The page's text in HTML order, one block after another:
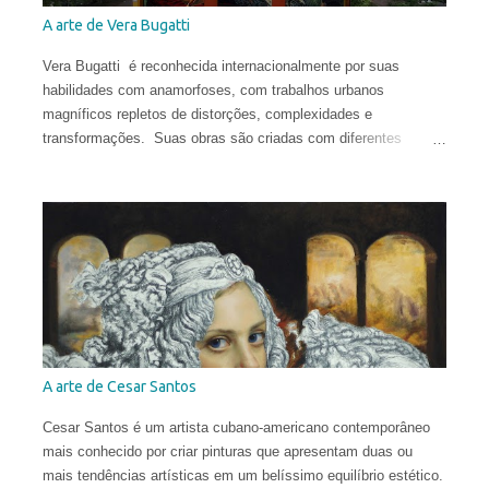
A arte de Vera Bugatti
Vera Bugatti é reconhecida internacionalmente por suas
habilidades com anamorfoses, com trabalhos urbanos
magníficos repletos de distorções, complexidades e
transformações. Suas obras são criadas com diferentes
pesquisa em Mântua com uma tese dedicada aos tratados
heterodoxos do século XVI. Publicou ensaios sobre pesquisa
histórica e iconológica e colaborou com redações.
A arte de Cesar Santos
Cesar Santos é um artista cubano-americano contemporâneo
mais conhecido por criar pinturas que apresentam duas ou
mais tendências artísticas em um belíssimo equilíbrio estético.